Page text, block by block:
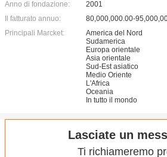
Anno di fondazione:
2001
Il fatturato annuo:
80,000,000.00-
Principali Marcket:
America del Nord
Sudamerica
Europa orientale
Asia orientale
Sud-Est asiatico
Medio Oriente
L'Africa
Oceania
In tutto il mondo
Lasciate un
Ti richiameremo